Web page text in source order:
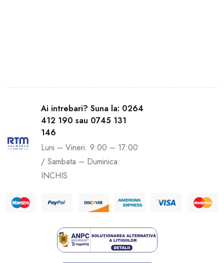
Ai intrebari? Suna la: 0264
412 190 sau 0745 131
146
Luni – Vineri: 9:00 – 17:00
/ Sambata – Duminica:
INCHIS